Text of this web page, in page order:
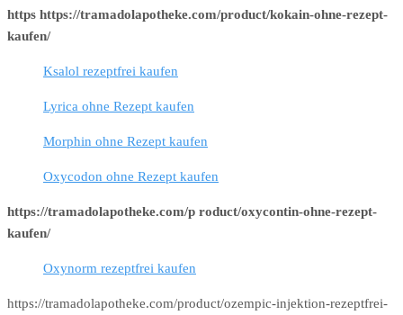
https https://tramadolapotheke.com/product/kokain-ohne-rezept-
kaufen/
Ksalol rezeptfrei kaufen
Lyrica ohne Rezept kaufen
Morphin ohne Rezept kaufen
Oxycodon ohne Rezept kaufen
https://tramadolapotheke.com/p roduct/oxycontin-ohne-rezept-
kaufen/
Oxynorm rezeptfrei kaufen
https://tramadolapotheke.com/product/ozempic-injektion-rezeptfrei-